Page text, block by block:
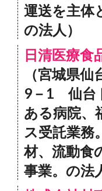
運送を主体
の法人）
日清医療食
（宮城県
9－1 仙台
ある病院、
ス受託業務
材、流動食
事業。の法